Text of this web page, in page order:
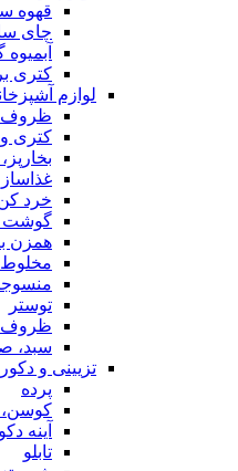
قهوه
چای
کتری
لوازم
ظروف
کتری
غذاساز
خرد
گوشت
همزن
توستر
ظروف
سبد،
تزیینی و
پرده
آینه
تابلو